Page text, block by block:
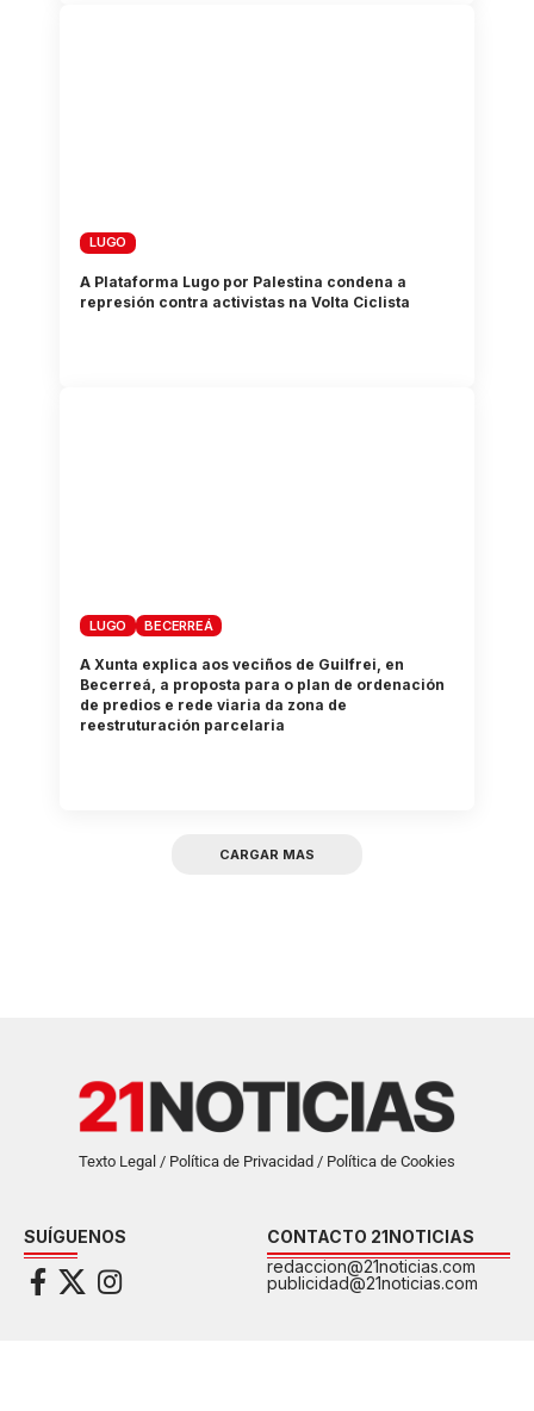
LUGO
A Plataforma Lugo por Palestina condena a
represión contra activistas na Volta Ciclista
LUGO BECERREÁ
A Xunta explica aos veciños de Guilfrei, en
Becerreá, a proposta para o plan de ordenación
de predios e rede viaria da zona de
reestruturación parcelaria
CARGAR MAS
Texto Legal / Política de Privacidad / Política de Cookies
SUÍGUENOS
CONTACTO 21NOTICIAS
redaccion@21noticias.com
publicidad@21noticias.com